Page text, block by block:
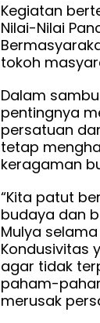
Kegiatan
Nilai-Nilai
tokoh
Dalam
pentingnya
persatuan
tetap
keragaman
“Kita patut
budaya dan
Mulya
Kondusivitas
agar tidak
paham-
merusak